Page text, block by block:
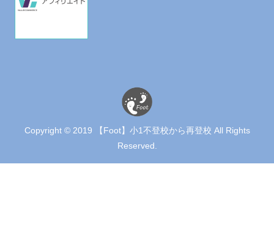
Copyright © 2019 【Foot】小1不登校から再登校 All Rights
Reserved.